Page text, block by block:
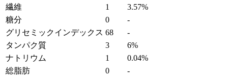
繊維
1
3.57%
糖分
0
-
グリセミックインデックス 68
-
タンパク質
3
6%
ナトリウム
1
0.04%
総脂肪
0 -